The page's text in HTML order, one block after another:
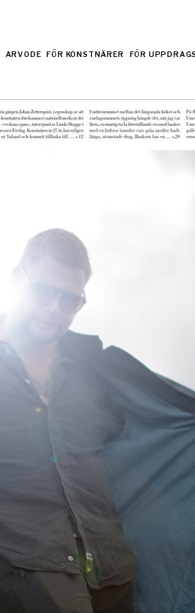
ARVODE FÖR KONSTNÄRER FÖR